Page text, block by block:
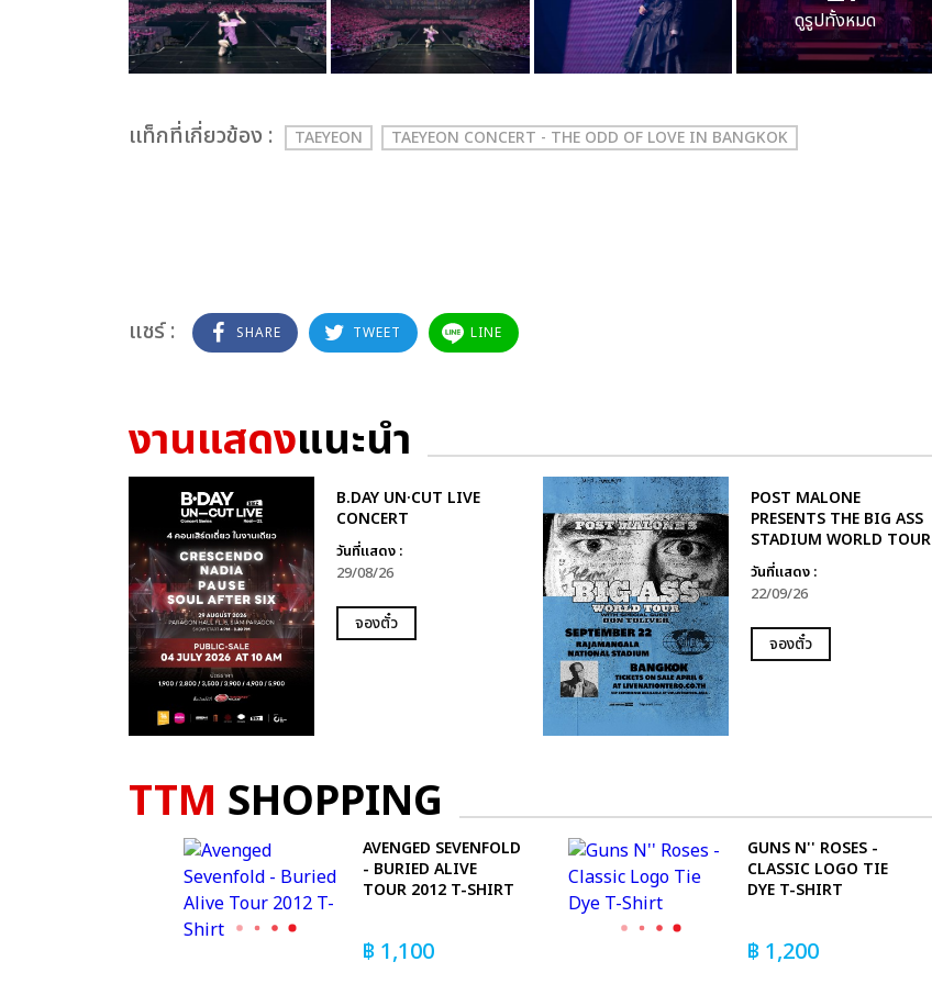
ดูรูปทั้งหมด
เเท็กที่เกี่ยวข้อง : TAEYEON TAEYEON CONCERT - THE ODD OF LOVE IN BANGKOK
แชร์ : SHARE TWEET LINE
งานแสดงแนะนำ
B.DAY UN·CUT LIVE
CONCERT
วันที่แสดง :
29/08/26
จองตั๋ว
POST MALONE
PRESENTS THE BIG ASS
STADIUM WORLD TOUR
วันที่แสดง :
22/09/26
จองตั๋ว
TTM SHOPPING
AVENGED SEVENFOLD
- BURIED ALIVE
TOUR 2012 T-SHIRT
฿ 1,100
GUNS N'' ROSES -
CLASSIC LOGO TIE
DYE T-SHIRT
฿ 1,200